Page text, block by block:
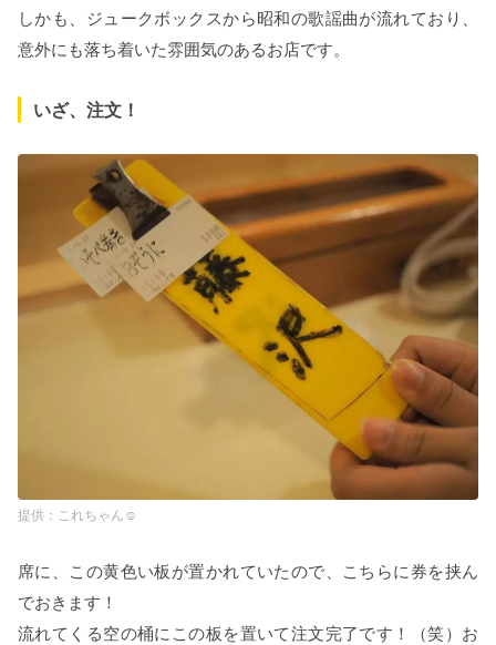
しかも、ジュークボックスから昭和の歌謡曲が流れており、
意外にも落ち着いた雰囲気のあるお店です。
いざ、注文！
これちゃん☺︎
席に、この黄色い板が置かれていたので、こちらに券を挟ん
でおきます！
流れてくる空の桶にこの板を置いて注文完了です！（笑）お